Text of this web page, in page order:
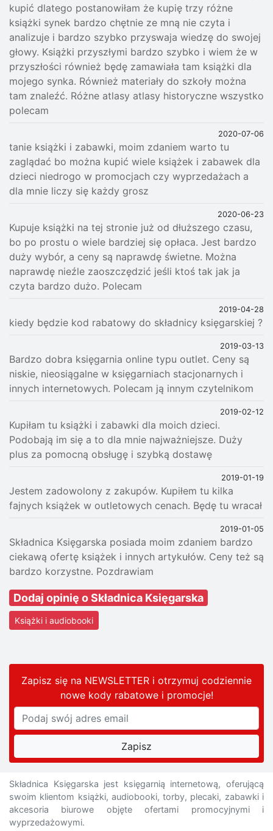
kupić dlatego postanowiłam że kupię trzy różne
książki synek bardzo chętnie ze mną nie czyta i
analizuje i bardzo szybko przyswaja wiedzę do swojej
głowy. Książki przyszłymi bardzo szybko i wiem że w
przyszłości również będę zamawiała tam książki dla
mojego synka. Również materiały do szkoły można
tam znaleźć. Różne atlasy atlasy historyczne wszystko
polecam
2020-07-06
tanie książki i zabawki, moim zdaniem warto tu
zaglądać bo można kupić wiele książek i zabawek dla
dzieci niedrogo w promocjach czy wyprzedażach a
dla mnie liczy się każdy grosz
2020-06-23
Kupuje książki na tej stronie już od dłuższego czasu,
bo po prostu o wiele bardziej się opłaca. Jest bardzo
duży wybór, a ceny są naprawdę świetne. Można
naprawdę nieźle zaoszczędzić jeśli ktoś tak jak ja
czyta bardzo dużo. Polecam
2019-04-28
kiedy będzie kod rabatowy do składnicy księgarskiej ?
2019-03-13
Bardzo dobra księgarnia online typu outlet. Ceny są
niskie, nieosiągalne w księgarniach stacjonarnych i
innych internetowych. Polecam ją innym czytelnikom
2019-02-12
Kupiłam tu książki i zabawki dla moich dzieci.
Podobają im się a to dla mnie najważniejsze. Duży
plus za pomocną obsługę i szybką dostawę
2019-01-19
Jestem zadowolony z zakupów. Kupiłem tu kilka
fajnych książek w outletowych cenach. Będę tu wracał
2019-01-05
Składnica Księgarska posiada moim zdaniem bardzo
ciekawą ofertę książek i innych artykułów. Ceny też są
bardzo korzystne. Pozdrawiam
Dodaj opinię o Składnica Księgarska
Książki i audiobooki
Zapisz się na NEWSLETTER i otrzymuj codziennie
nowe kody rabatowei promocje!
Składnica Księgarska jest księgarnią internetową, oferującą
swoim klientom książki, audiobooki, torby, plecaki, zabawki i
akcesoria biurowe objęte ofertami promocyjnymi i
wyprzedażowymi.